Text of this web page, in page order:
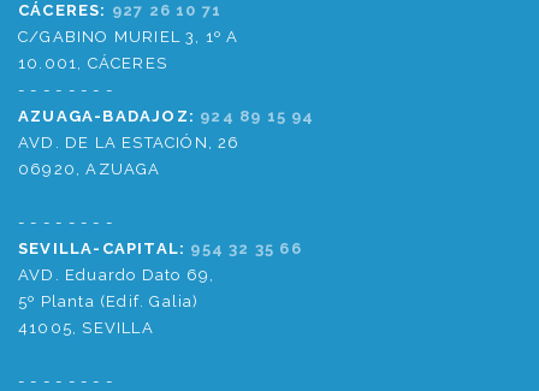
CÁCERES: 927 26 10 71
C/GABINO MURIEL 3, 1º A
10.001, CÁCERES
- - - - - - - -
AZUAGA-BADAJOZ: 924 89 15 94
AVD. DE LA ESTACIÓN, 26
06920, AZUAGA
- - - - - - - -
SEVILLA-CAPITAL: 954 32 35 66
AVD. Eduardo Dato 69,
5º Planta (Edif. Galia)
41005, SEVILLA
- - - - - - - -